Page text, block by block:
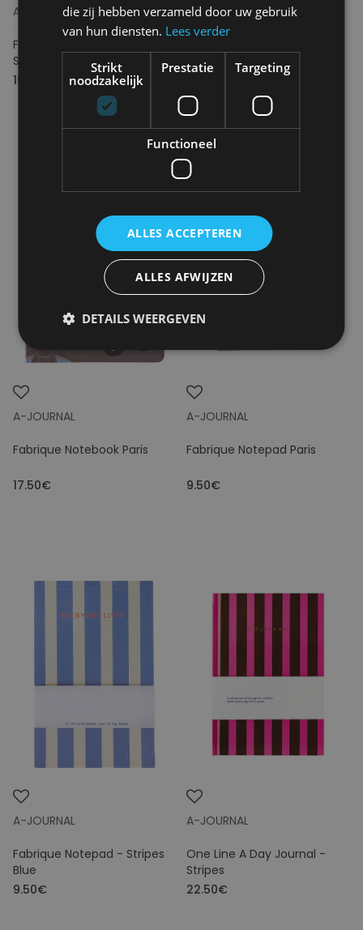
A-JOURNAL
Fabrique Playing Cards -
Summer
16.50€
A-JOURNAL
Dark Blue
A-JOURNAL
Fabrique Notebook Paris
17.50€
A-JOURNAL
Fabrique Notepad Paris
9.50€
A-JOURNAL
Fabrique Notepad - Stripes
Blue
9.50€
A-JOURNAL
One Line A Day Journal -
Stripes
22.50€
die zij hebben verzameld door uw gebruik
van hun diensten. Lees verder
Strikt
noodzakelijk
Prestatie Targeting
Functioneel
ALLES ACCEPTEREN
ALLES AFWIJZEN
DETAILS WEERGEVEN